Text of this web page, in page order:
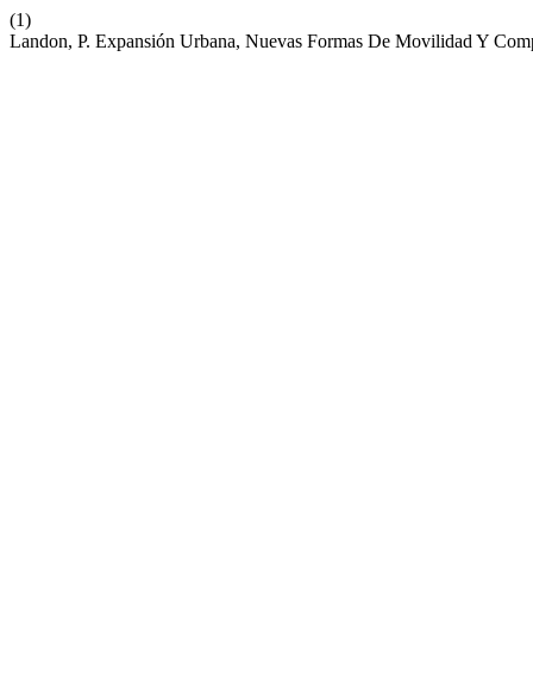
(1)
Landon, P. Expansión Urbana, Nuevas Formas De Movilidad Y